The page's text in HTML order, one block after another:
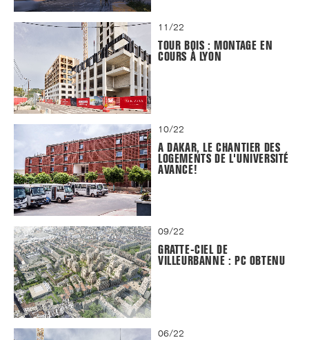
11/22
TOUR BOIS : MONTAGE EN
COURS À LYON
10/22
A DAKAR, LE CHANTIER DES
LOGEMENTS DE L'UNIVERSITÉ
AVANCE!
09/22
GRATTE-CIEL DE
VILLEURBANNE : PC OBTENU
06/22